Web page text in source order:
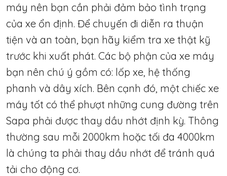
máy nên bạn cần phải đảm bảo tình trạng
của xe ổn định. Để chuyến đi diễn ra thuận
tiện và an toàn, bạn hãy kiểm tra xe thật kỹ
trước khi xuất phát. Các bộ phận của xe máy
bạn nên chú ý gồm có: lốp xe, hệ thống
phanh và dây xích. Bên cạnh đó, một chiếc xe
máy tốt có thể phượt những cung đường trên
Sapa phải được thay dầu nhớt định kỳ. Thông
thường sau mỗi 2000km hoặc tối đa 4000km
là chúng ta phải thay dầu nhớt để tránh quá
tải cho động cơ.